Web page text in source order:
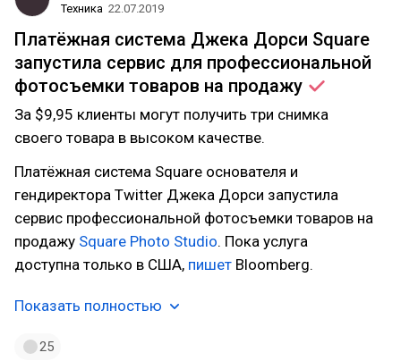
Техника 22.07.2019
Платёжная система Джека Дорси Square
запустила сервис для профессиональной
фотосъемки товаров на продажу
За $9,95 клиенты могут получить три снимка
своего товара в высоком качестве.
Платёжная система Square основателя и
гендиректора Twitter Джека Дорси запустила
сервис профессиональной фотосъемки товаров на
продажу Square Photo Studio. Пока услуга
доступна только в США, пишет Bloomberg.
Показать полностью
25